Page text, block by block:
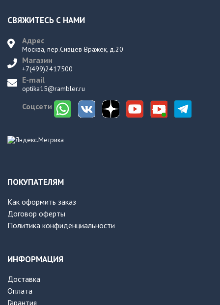
СВЯЖИТЕСЬ С НАМИ
Адрес
Москва, пер.Сивцев Вражек, д.20
Магазин
+7(499)2417500
E-mail
optika15@rambler.ru
Соцсети
ПОКУПАТЕЛЯМ
Как оформить заказ
Договор оферты
Политика конфиденциальности
ИНФОРМАЦИЯ
Доставка
Оплата
Гарантия